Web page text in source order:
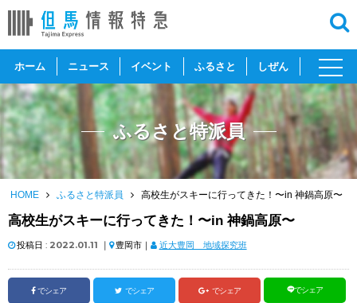
ホーム ニュース イベント ふるさと しぜん
toggle
ふるさと特派員
HOME ふるさと特派員 高校生がスキーに行ってきた！〜in 神鍋高原〜
高校生がスキーに行ってきた！〜in 神鍋高原〜
投稿日 : 2022.01.11 ｜ 豊岡市｜ 近大豊岡 地域探究班
でシェア でシェア でシェア でシェア